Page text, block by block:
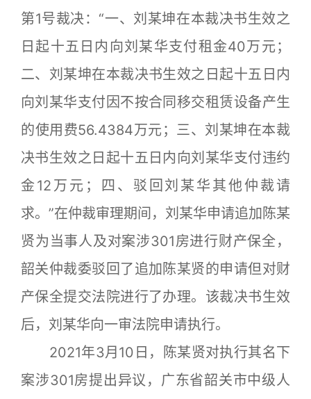
第1号裁决：“一、刘某坤在本裁决书生效之
日起十五日内向刘某华支付租金40万元；
二、刘某坤在本裁决书生效之日起十五日内
向刘某华支付因不按合同移交租赁设备产生
的使用费56.4384万元；三、刘某坤在本裁
决书生效之日起十五日内向刘某华支付违约
金12万元；四、驳回刘某华其他仲裁请
求。”在仲裁审理期间，刘某华申请追加陈某
贤为当事人及对案涉301房进行财产保全，
韶关仲裁委驳回了追加陈某贤的申请但对财
产保全提交法院进行了办理。该裁决书生效
后，刘某华向一审法院申请执行。
2021年3月10日，陈某贤对执行其名下
案涉301房提出异议，广东省韶关市中级人